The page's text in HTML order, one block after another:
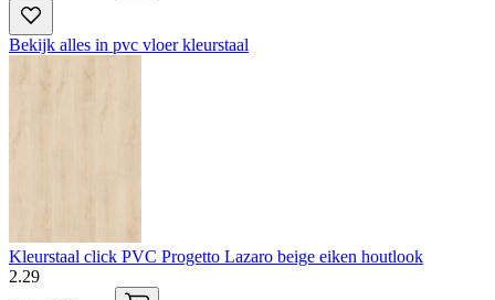
Bekijk alles in pvc vloer kleurstaal
Kleurstaal click PVC Progetto Lazaro beige eiken houtlook
2.29